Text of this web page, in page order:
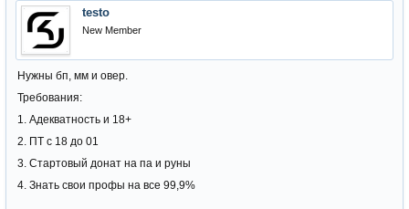
testo
New Member
Нужны бп, мм и овер.
Требования:
1. Адекватность и 18+
2. ПТ с 18 до 01
3. Стартовый донат на па и руны
4. Знать свои профы на все 99,9%